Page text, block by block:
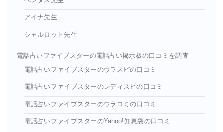
アイナ先生
シャルロット先生
電話占いファイブスターの電話占い掲示板の口コミを調査
電話占いファイブスターのウラスピの口コミ
電話占いファイブスターのレディスピの口コミ
電話占いファイブスターのウラコミの口コミ
電話占いファイブスターのYahoo!知恵袋の口コミ